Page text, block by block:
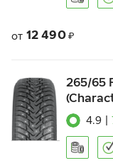
от 12 490 ₽
265/65
4.9